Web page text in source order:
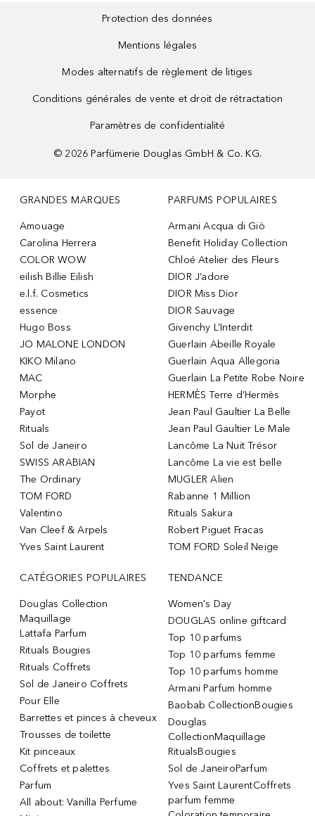
Protection des données
Mentions légales
Modes alternatifs de règlement de litiges
Conditions générales de vente et droit de rétractation
Paramètres de confidentialité
© 2026 Parfümerie Douglas GmbH & Co. KG.
GRANDES MARQUES
Amouage
Carolina Herrera
COLOR WOW
eilish Billie Eilish
e.l.f. Cosmetics
essence
Hugo Boss
JO MALONE LONDON
KIKO Milano
MAC
Morphe
Payot
Rituals
Sol de Janeiro
SWISS ARABIAN
The Ordinary
TOM FORD
Valentino
Van Cleef & Arpels
Yves Saint Laurent
PARFUMS POPULAIRES
Armani Acqua di Giò
Benefit Holiday Collection
Chloé Atelier des Fleurs
DIOR J’adore
DIOR Miss Dior
DIOR Sauvage
Givenchy L’Interdit
Guerlain Abeille Royale
Guerlain Aqua Allegoria
Guerlain La Petite Robe Noire
HERMÈS Terre d’Hermès
Jean Paul Gaultier La Belle
Jean Paul Gaultier Le Male
Lancôme La Nuit Trésor
Lancôme La vie est belle
MUGLER Alien
Rabanne 1 Million
Rituals Sakura
Robert Piguet Fracas
TOM FORD Soleil Neige
CATÉGORIES POPULAIRES
Douglas Collection
Maquillage
Lattafa Parfum
Rituals Bougies
Rituals Coffrets
Sol de Janeiro Coffrets
Pour Elle
Barrettes et pinces à cheveux
Trousses de toilette
Kit pinceaux
Coffrets et palettes
Parfum
All about: Vanilla Perfume
TENDANCE
Women's Day
DOUGLAS online giftcard
Top 10 parfums
Top 10 parfums femme
Top 10 parfums homme
Armani Parfum homme
Baobab CollectionBougies
Douglas
CollectionMaquillage
RitualsBougies
Sol de JaneiroParfum
Yves Saint LaurentCoffrets
parfum femme